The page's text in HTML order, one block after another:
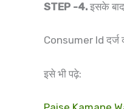
STEP -4. इसके
Consumer Id दर्ज
इसे भी पढ़े: